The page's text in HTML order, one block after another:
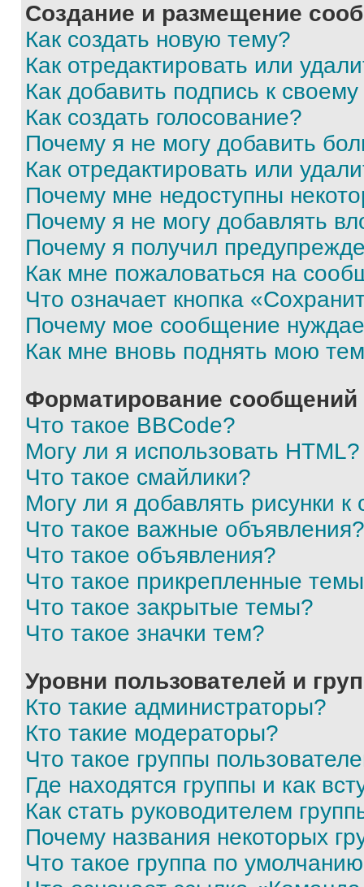
Создание и размещение
Как создать новую тему?
Как отредактировать или
Как добавить подпись к
Как создать голосование?
Почему я не могу добавить
Как отредактировать или
Почему мне недоступны
Почему я не могу добавлять
Почему я получил
Как мне пожаловаться на
Что означает кнопка
Почему мое сообщение
Как мне вновь поднять мою
Форматирование
Что такое BBCode?
Могу ли я использовать HTML?
Что такое смайлики?
Могу ли я добавлять рисунки
Что такое важные объявления?
Что такое объявления?
Что такое прикрепленные
Что такое закрытые темы?
Что такое значки тем?
Уровни пользователей и
Кто такие администраторы?
Кто такие модераторы?
Что такое группы
Где находятся группы и как
Как стать руководителем
Почему названия некоторых
Что такое группа по